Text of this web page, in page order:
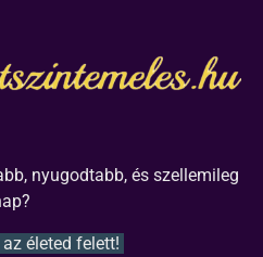
nyugodtabb, és szellemileg
életed felett!